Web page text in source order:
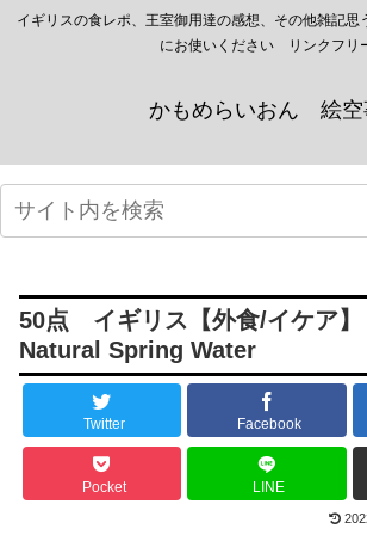
イギリスの食レポ、王室御用達の感想、その他雑記
にお使いください リンクフリ
かもめらいおん 絵空
50点 イギリス【外食/イケア
Natural Spring Water
Twitter Facebook
Pocket LINE